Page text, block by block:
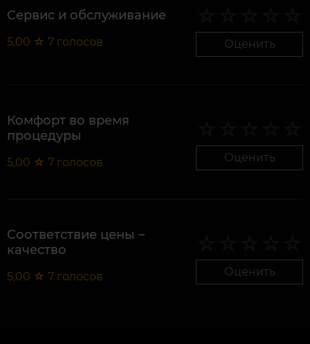
Сервис и обслуживание
5,00 ☆ 7 голосов Оценить
Комфорт во время
процедуры
5,00 ☆ 7 голосов Оценить
Соответствие цены –
качество
5,00 ☆ 7 голосов Оценить